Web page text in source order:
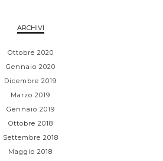
ARCHIVI
Ottobre 2020
Gennaio 2020
Dicembre 2019
Marzo 2019
Gennaio 2019
Ottobre 2018
Settembre 2018
Maggio 2018